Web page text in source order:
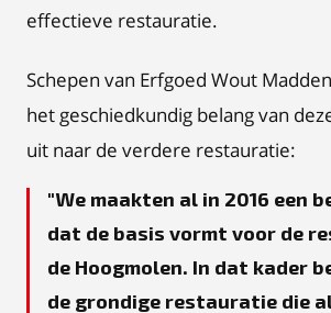
effectieve restauratie.
Schepen van Erfgoed Wout
het geschiedkundig belang van
uit naar de verdere restauratie:
We maakten al in 2016 een
dat de basis vormt voor de
de Hoogmolen. In dat kader
de grondige restauratie die